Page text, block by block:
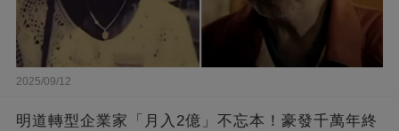
2025/09/12
明道轉型企業家「月入2億」不忘本！豪發千萬年終